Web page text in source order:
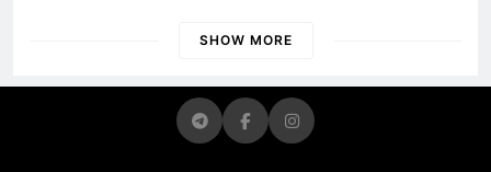
просить «кашу без сахара»
SHOW MORE